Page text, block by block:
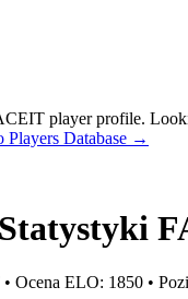
player profile.
Players Database →
Statystyki
• Ocena ELO: 1850 •